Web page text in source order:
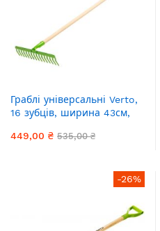
Граблі універсальні Verto,
16 зубців, ширина 43см,
449,00 ₴ 535,00 ₴
-26%